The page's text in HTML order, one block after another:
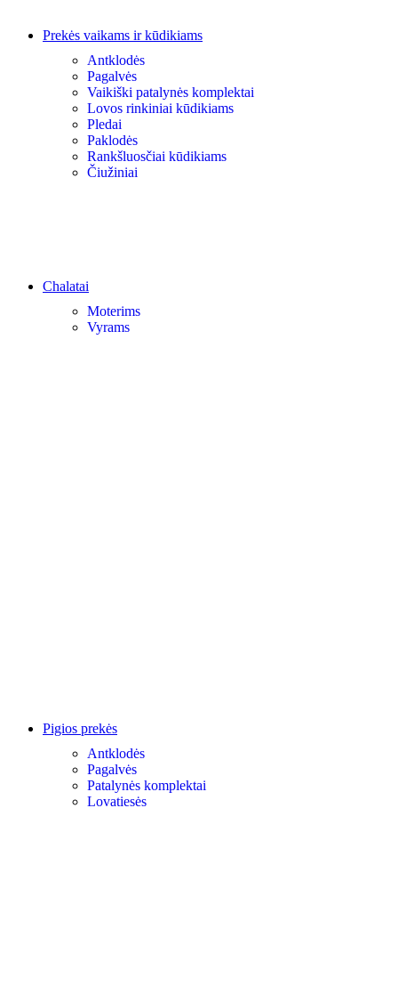
Prekės vaikams ir kūdikiams
Antklodės
Pagalvės
Vaikiški patalynės komplektai
Lovos rinkiniai kūdikiams
Pledai
Paklodės
Rankšluosčiai kūdikiams
Čiužiniai
Chalatai
Moterims
Vyrams
Pigios prekės
Antklodės
Pagalvės
Patalynės komplektai
Lovatiesės